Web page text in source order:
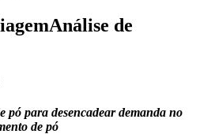
Análise de
pó para desencadear demanda no
de pó